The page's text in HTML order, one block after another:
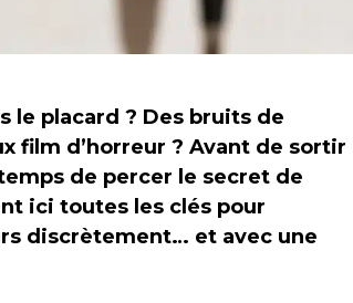
le placard ? Des bruits de
film d’horreur ? Avant de sortir
de percer le secret de
ici toutes les clés pour
discrètement… et avec une